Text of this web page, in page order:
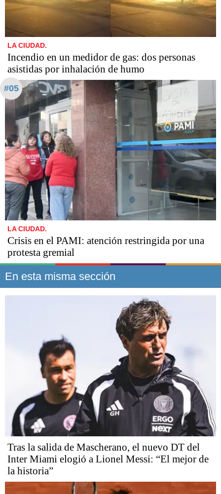
LA CIUDAD.
Incendio en un medidor de gas: dos personas
asistidas por inhalación de humo
#05
LA CIUDAD.
Crisis en el PAMI: atención restringida por una
protesta gremial
En esta misma sección
Tras la salida de Mascherano, el nuevo DT del
Inter Miami elogió a Lionel Messi: “El mejor de
la historia”